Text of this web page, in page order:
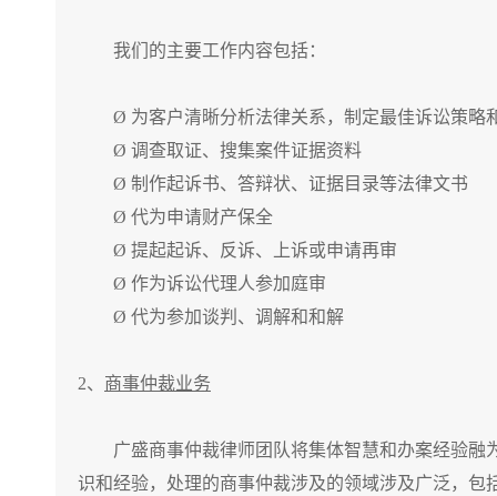
我们的主要工作内容包括：
Ø 为客户清晰分析法律关系，制定最佳诉讼策略
Ø 调查取证、搜集案件证据资料
Ø 制作起诉书、答辩状、证据目录等法律文书
Ø 代为申请财产保全
Ø 提起起诉、反诉、上诉或申请再审
Ø 作为诉讼代理人参加庭审
Ø 代为参加谈判、调解和和解
2、 商事仲裁业务
广盛商事仲裁律师团队将集体智慧和办案经验融
识和经验，处理的商事仲裁涉及的领域涉及广泛，